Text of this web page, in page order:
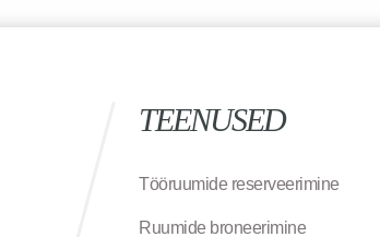
TEENUSED
Tööruumide reserveerimine
Ruumide broneerimine